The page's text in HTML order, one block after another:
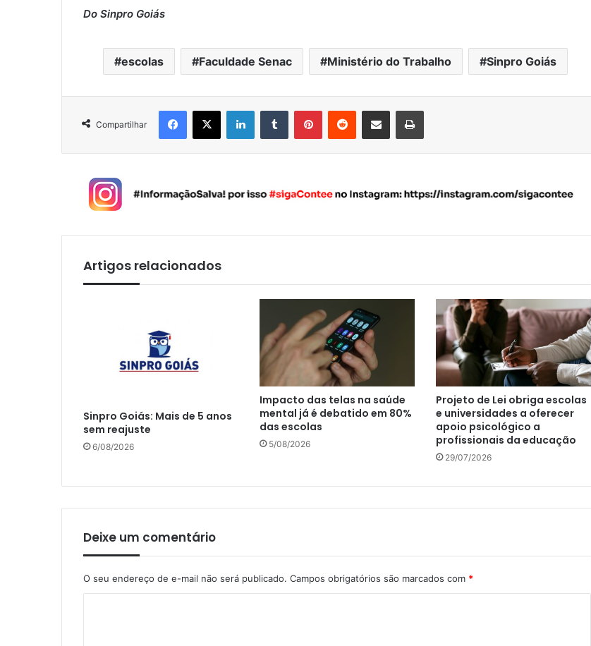
Do Sinpro Goiás
escolas Faculdade Senac Ministério do Trabalho Sinpro Goiás
Compartilhar
Artigos relacionados
Sinpro Goiás: Mais de 5 anos
sem reajuste
6/08/2026
Impacto das telas na saúde
mental já é debatido em 80%
das escolas
5/08/2026
Projeto de Lei obriga escolas
e universidades a oferecer
apoio psicológico a
profissionais da educação
29/07/2026
Deixe um comentário
O seu endereço de e-mail não será publicado. Campos obrigatórios são marcados com *